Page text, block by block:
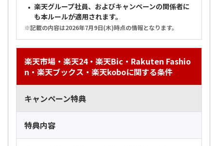
楽天グループ社員、およびキャンペーンの関係者に
も本ルールが適用されます。
記載の内容は2026年7月9日(木)時点の情報となります。
楽天市場・楽天24・楽天Bic・Rakuten Fashio
n・楽天ブックス・楽天koboに関する条件
キャンペーン特典
特典内容